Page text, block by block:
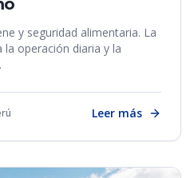
y seguridad alimentaria. La
operación diaria y la
Leer más